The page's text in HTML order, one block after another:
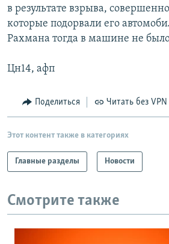
в результате взрыва,
которые подорвали его
Рахмана тогда в машине не
Цн14, афп
Поделиться Читать без VPN
Этот контент также в категориях
Главные разделы Новости
Смотрите также